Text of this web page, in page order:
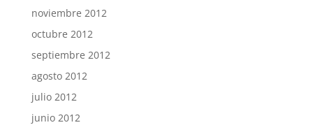
noviembre 2012
octubre 2012
septiembre 2012
agosto 2012
julio 2012
junio 2012